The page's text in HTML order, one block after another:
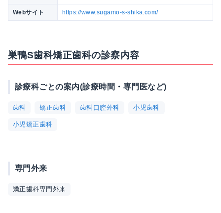
Webサイト https://www.sugamo-s-shika.com/
巣鴨S歯科矯正歯科の診察内容
診療科ごとの案内(診療時間・専門医など)
歯科 矯正歯科 歯科口腔外科 小児歯科
小児矯正歯科
専門外来
矯正歯科専門外来